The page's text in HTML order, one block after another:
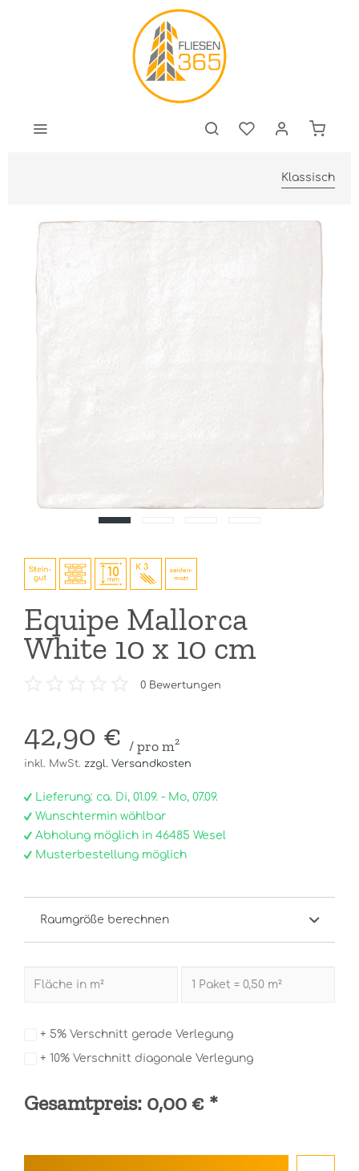
Klassisch
Equipe Mallorca
White 10 x 10 cm
0 Bewertungen
42,90 € / pro m²
inkl. MwSt. zzgl. Versandkosten
Lieferung: ca. Di, 01.09. - Mo, 07.09.
Wunschtermin wählbar
Abholung möglich in 46485 Wesel
Musterbestellung möglich
Raumgröße berechnen
+ 5% Verschnitt gerade Verlegung
+ 10% Verschnitt diagonale Verlegung
Gesamtpreis: 0,00 € *